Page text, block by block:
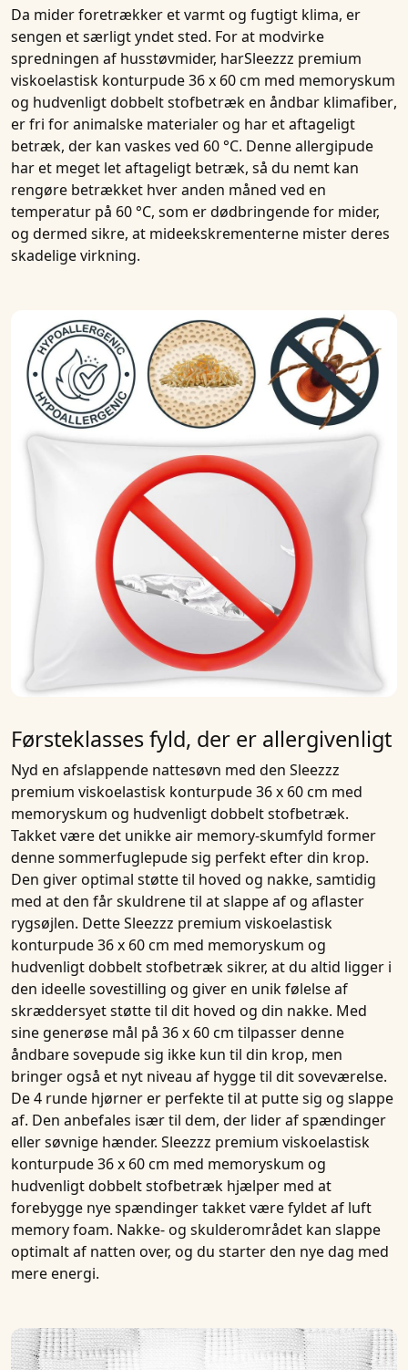
Da mider foretrækker et varmt og fugtigt klima, er
sengen et særligt yndet sted. For at modvirke
spredningen af husstøvmider, harSleezzz premium
viskoelastisk konturpude 36 x 60 cm med memoryskum
og hudvenligt dobbelt stofbetræken åndbar klimafiber,
er fri for animalske materialer og har et aftageligt
betræk, der kan vaskes ved 60 °C. Denneallergipude
har et meget let aftageligt betræk, så du nemt kan
rengøre betrækket hver anden måned ved en
temperatur på 60 °C, som er dødbringende for mider,
og dermed sikre, at mideekskrementerne mister deres
skadelige virkning.
Førsteklasses fyld, der er allergivenligt
Nyd en afslappende nattesøvn med den Sleezzz
premium viskoelastisk konturpude 36 x 60 cm med
memoryskum og hudvenligt dobbelt stofbetræk.
Takket være det unikkeair memory-skumfyld former
dennesommerfuglepudesig perfekt efter din krop.
Den giver optimal støttetil hoved og nakke, samtidig
med at den får skuldrene til at slappe af og aflaster
rygsøjlen. DetteSleezzz premium viskoelastisk
konturpude 36 x 60 cm med memoryskum og
hudvenligt dobbelt stofbetræksikrer, at du altid ligger i
den ideelle sovestilling og giver en unik følelse af
skræddersyet støtte til dit hoved og din nakke. Med
sine generøse mål på 36 x 60 cm tilpasser denne
åndbaresovepudesig ikke kun til din krop, men
bringer også et nyt niveau af hygge til dit soveværelse.
De4 runde hjørnerer perfekte til at putte sig og slappe
af. Den anbefales især til dem, der lider afspændinger
eller søvnige hænder. Sleezzz premium viskoelastisk
konturpude 36 x 60 cm med memoryskum og
hudvenligt dobbelt stofbetræk hjælper med at
forebygge nye spændinger takket være fyldet af luft
memory foam. Nakke- og skulderområdet kan slappe
optimalt af natten over, og du starter den nye dag med
mere energi.